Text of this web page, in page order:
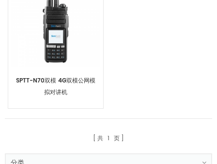
SPTT-N70双模 4G双模公网模
拟对讲机
共 1 页